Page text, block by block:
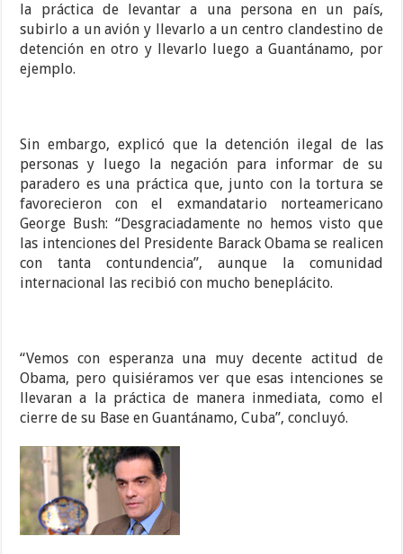
la práctica de levantar a una persona en un país,
subirlo a un avión y llevarlo a un centro clandestino de
detención en otro y llevarlo luego a Guantánamo, por
ejemplo.
Sin embargo, explicó que la detención ilegal de las
personas y luego la negación para informar de su
paradero es una práctica que, junto con la tortura se
favorecieron con el exmandatario norteamericano
George Bush: “Desgraciadamente no hemos visto que
las intenciones del Presidente Barack Obama se realicen
con tanta contundencia”, aunque la comunidad
internacional las recibió con mucho beneplácito.
“Vemos con esperanza una muy decente actitud de
Obama, pero quisiéramos ver que esas intenciones se
llevaran a la práctica de manera inmediata, como el
cierre de su Base en Guantánamo, Cuba”, concluyó.